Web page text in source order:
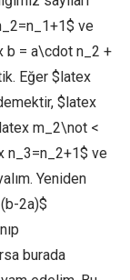
ve
b = a\cdot n_2 +
Eğer $latex
$latex
m_2\not <
n_3=n_2+1$ ve
Yeniden
2a)$
burada